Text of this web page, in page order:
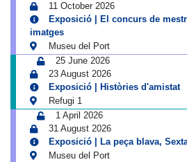
11 October 2026
Exposició | El concurs de
imatges
Museu del Port
25 June 2026
23 August 2026
Exposició | Històries d'amistat
Refugi 1
1 April 2026
31 August 2026
Exposició | La peça blava,
Museu del Port